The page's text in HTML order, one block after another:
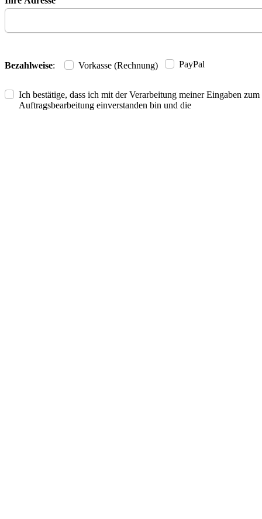
Bezahlweise: Vorkasse (Rechnung) PayPal
Ich bestätige, dass ich mit der Verarbeitung meiner Eingaben
Auftragsbearbeitung einverstanden bin und die